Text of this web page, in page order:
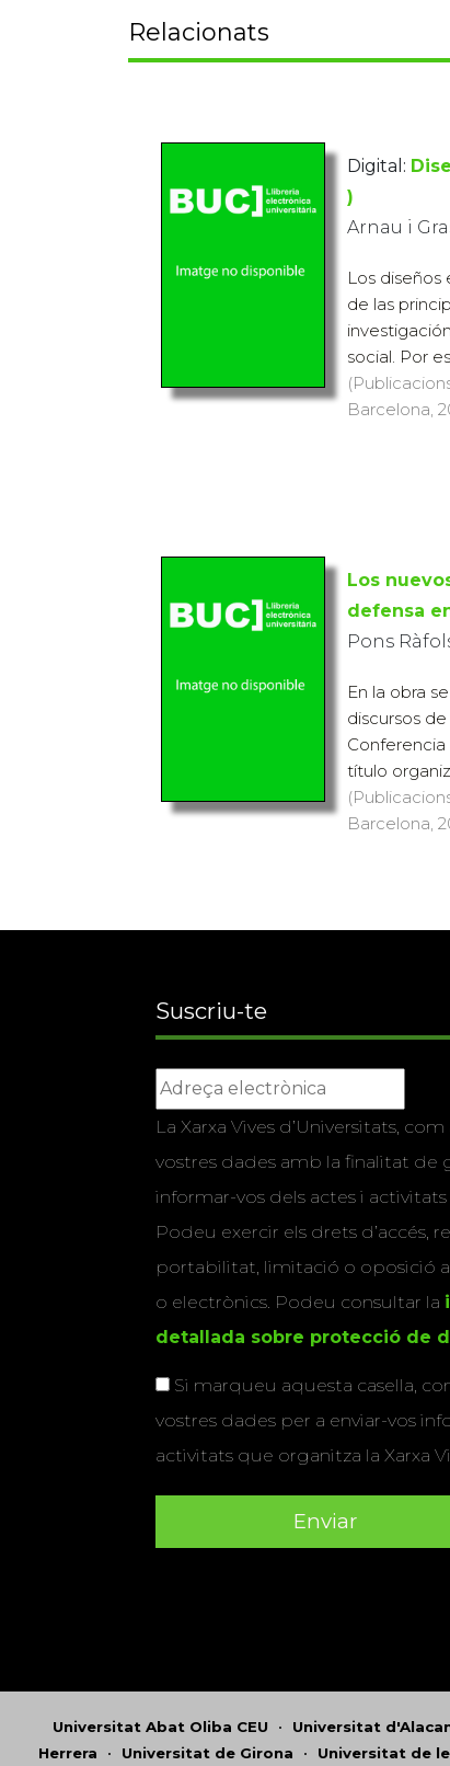
Relacionats
Digital:
)
Arnau i
Los
de las
social. Por
Barcelona,
Los
defensa
Pons
En la obra
discursos
título
Barcelona,
Suscriu-te
La Xarxa Vives d’Universitats,
vostres dades amb la finalitat de
informar-vos dels actes i
Podeu exercir els drets d’accés,
portabilitat, limitació o oposició
o electrònics. Podeu consultar la
detallada sobre protecció de
Si marqueu aquesta casella,
vostres dades per a enviar-vos
activitats que organitza la Xarxa
Universitat Abat Oliba CEU • Universitat
Herrera • Universitat de Girona • Universitat de